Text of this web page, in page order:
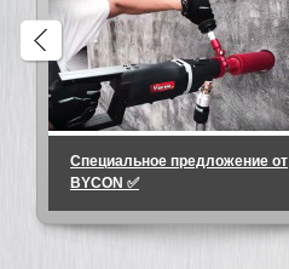
Специальное предложение от
BYCON ✅